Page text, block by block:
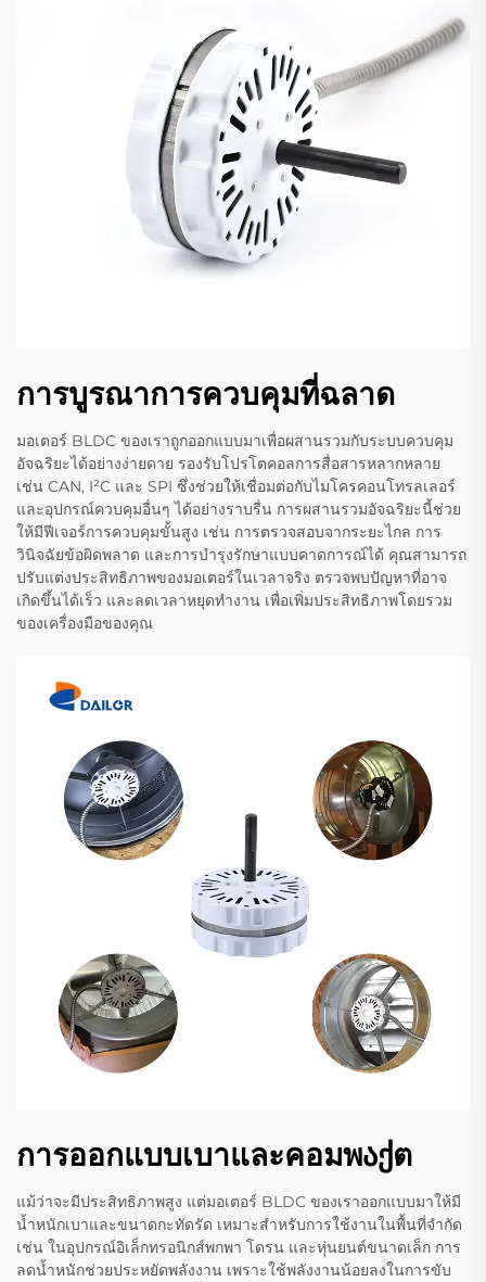
การบูรณาการควบคุมที่ฉลาด
มอเตอร์ BLDC ของเราถูกออกแบบมาเพื่อผสานรวมกับระบบควบคุม
อัจฉริยะได้อย่างง่ายดาย รองรับโปรโตคอลการสื่อสารหลากหลาย
เช่น CAN, I²C และ SPI ซึ่งช่วยให้เชื่อมต่อกับไมโครคอนโทรลเลอร์
และอุปกรณ์ควบคุมอื่นๆ ได้อย่างราบรื่น การผสานรวมอัจฉริยะนี้ช่วย
ให้มีฟีเจอร์การควบคุมขั้นสูง เช่น การตรวจสอบจากระยะไกล การ
วินิจฉัยข้อผิดพลาด และการบำรุงรักษาแบบคาดการณ์ได้ คุณสามารถ
ปรับแต่งประสิทธิภาพของมอเตอร์ในเวลาจริง ตรวจพบปัญหาที่อาจ
เกิดขึ้นได้เร็ว และลดเวลาหยุดทำงาน เพื่อเพิ่มประสิทธิภาพโดยรวม
ของเครื่องมือของคุณ
การออกแบบเบาและคอมพაქต
แม้ว่าจะมีประสิทธิภาพสูง แต่มอเตอร์ BLDC ของเราออกแบบมาให้มี
น้ำหนักเบาและขนาดกะทัดรัด เหมาะสำหรับการใช้งานในพื้นที่จำกัด
เช่น ในอุปกรณ์อิเล็กทรอนิกส์พกพา โดรน และหุ่นยนต์ขนาดเล็ก การ
ลดน้ำหนักช่วยประหยัดพลังงาน เพราะใช้พลังงานน้อยลงในการขับ